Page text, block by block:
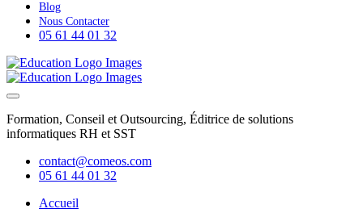
Blog
Nous Contacter
05 61 44 01 32
Formation, Conseil et Outsourcing, Éditrice de solutions
informatiques RH et SST
contact@comeos.com
05 61 44 01 32
Accueil